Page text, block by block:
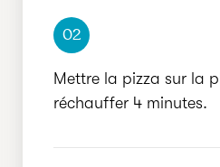
02
Mettre la pizza sur la
réchauffer 4 minutes.